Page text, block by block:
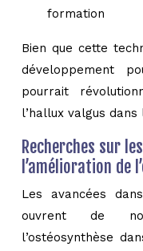
formation
Bien que cette
développement
pourrait
l’hallux valgus
Recherches sur
l’amélioration de
Les avancées
ouvrent de
l’ostéosynthèse